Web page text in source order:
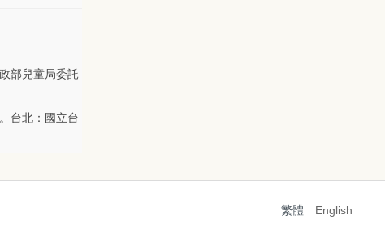
部兒童局委託
台北：國立台
繁體 English